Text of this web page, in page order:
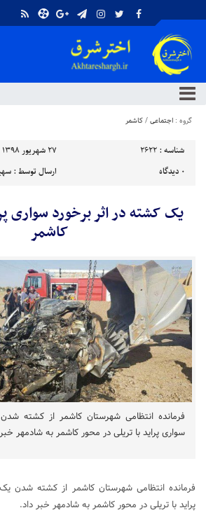
گروه : اجتماعی/کاشمر
شناسه : 2622
۲۷ شهریور ۱۳۹۸ - ۱:۰۹
۰ دیدگاه ارسال توسط :
یک کشته در اثر برخورد سواری
کاشمر
فرمانده انتظامی شهرستان کاشمر از کشته
سواری پراید با تریلی در محور کاشمر به شادمهر
فرمانده انتظامی شهرستان کاشمر از کشته شدن
پراید با تریلی در محور کاشمر به شادمهر خبر داد.